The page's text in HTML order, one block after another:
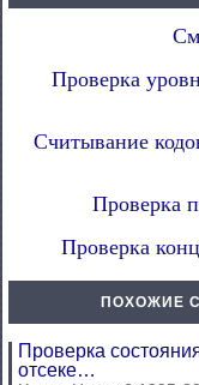
Проверка
Считывание
Проверка
Проверка
ПОХОЖИЕ
Проверка
отсеке…